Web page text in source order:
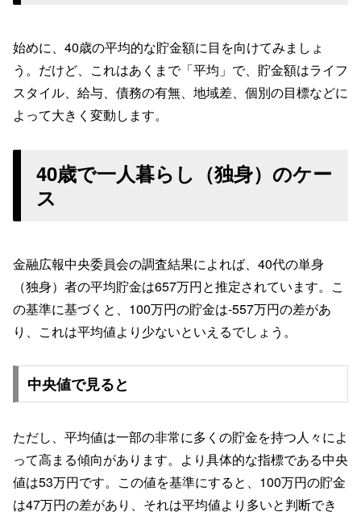
始めに、40歳の平均的な貯金額に目を向けてみましょ
う。だけど、これはあくまで「平均」で、貯金額はライフ
スタイル、給与、債務の有無、地域差、個別の目標などに
よって大きく変動します。
40歳で一人暮らし（独身）のケー
ス
金融広報中央委員会の調査結果によれば、40代の単身
（独身）者の平均貯金は657万円と推定されています。こ
の基準に基づくと、100万円の貯金は-557万円の差があ
り、これは平均値より少ないといえるでしょう。
中央値で見ると
ただし、平均値は一部の非常に多くの貯金を持つ人々によ
って高まる傾向があります。より具体的な指標である中央
値は53万円です。この値を基準にすると、100万円の貯金
は47万円の差があり、それは平均値より多いと判断でき